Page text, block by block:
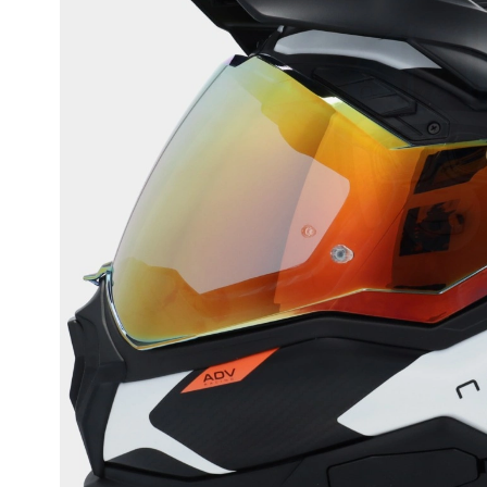
motorhelmen
Dames
motorhelmen
Kinder
motorhelmen